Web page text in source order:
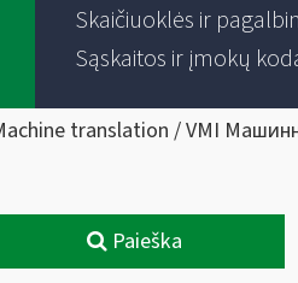
Skaičiuoklės ir
Sąskaitos ir įmokų
translation / VMI
Paieška